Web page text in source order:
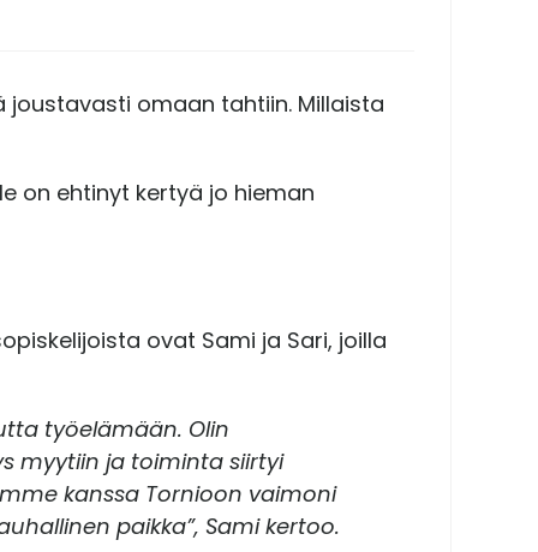
omaan tahtiin. Millaista
on ehtinyt kertyä jo hieman
ovat Sami ja Sari, joilla
työelämään. Olin
myytiin ja toiminta siirtyi
kanssa Tornioon vaimoni
paikka”, Sami kertoo.